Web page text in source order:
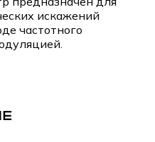
искажений
частотного